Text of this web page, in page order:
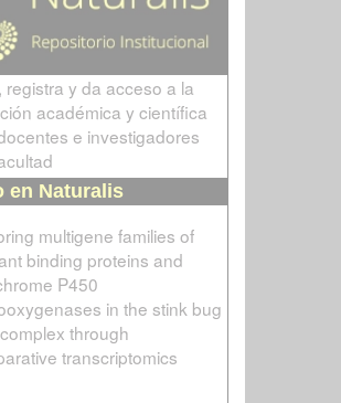
registra y da acceso a la
académica y científica
e investigadores
en Naturalis
multigene families of
binding proteins and
P450
in the stink bug
through
transcriptomics